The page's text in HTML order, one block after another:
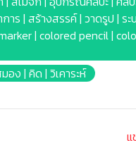
ไม่หมด
ช้งานสีบนวอลล์เปเปอร์ ผนังที่
ไม่สามารถซักล้างได้
วามสะอาด สีอาจยังหลงเหลื
เป็นปกติ
ยู่ในการดูแลของผู้ปกครอง
าร | สร้างสรรค์ | วาดรูป | ร
| colored pencil |
อง | คิด | วิเคาระห์
แ